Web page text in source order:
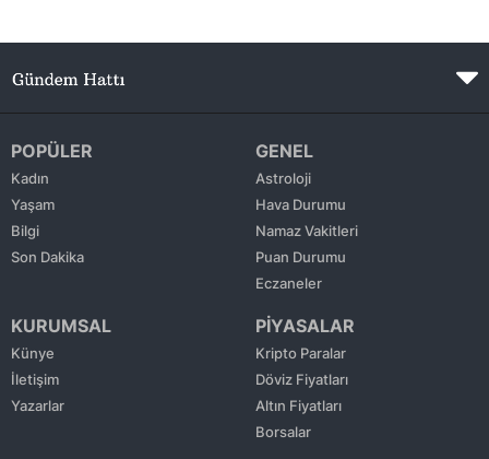
POPÜLER
Kadın
Yaşam
Bilgi
Son Dakika
GENEL
Astroloji
Hava Durumu
Namaz Vakitleri
Puan Durumu
Eczaneler
KURUMSAL
Künye
İletişim
Yazarlar
PİYASALAR
Kripto Paralar
Döviz Fiyatları
Altın Fiyatları
Borsalar